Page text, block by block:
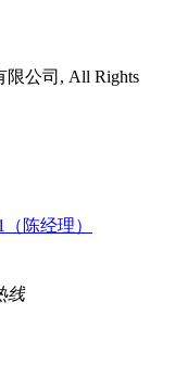
限公司, All Rights
（陈经理）
线